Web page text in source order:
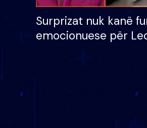
Surprizat nuk kanë
emocionuese për